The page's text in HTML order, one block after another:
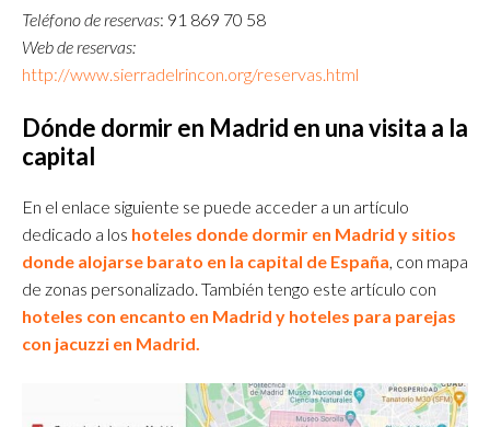
Teléfono de reservas: 91 869 70 58
Web de reservas:
http://www.sierradelrincon.org/reservas.html
Dónde dormir en Madrid en una visita a la
capital
En el enlace siguiente se puede acceder a un artículo
dedicado a los hoteles donde dormir en Madrid y sitios
donde alojarse barato en la capital de España , con mapa
de zonas personalizado. También tengo este artículo con
hoteles con encanto en Madrid y hoteles para parejas
con jacuzzi en Madrid.